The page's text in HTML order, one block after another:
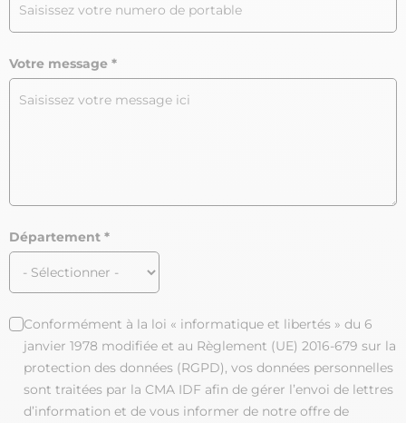
Votre message
Département
Conformément à la loi « informatique et libertés » du 6
janvier 1978 modifiée et au Règlement (UE) 2016-679 sur la
protection des données (RGPD), vos données personnelles
sont traitées par la CMA IDF afin de gérer l’envoi de lettres
d’information et de vous informer de notre offre de